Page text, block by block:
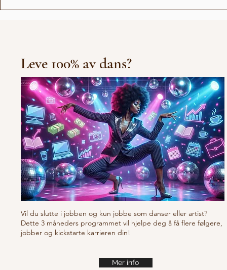
Høy stemning på Pride
Leve 100% av dans?
Vil du slutte i jobben og kun jobbe som danser eller artist?
Dette 3 måneders programmet vil hjelpe deg å få flere følgere,
jobber og kickstarte karrieren din!
Mer info